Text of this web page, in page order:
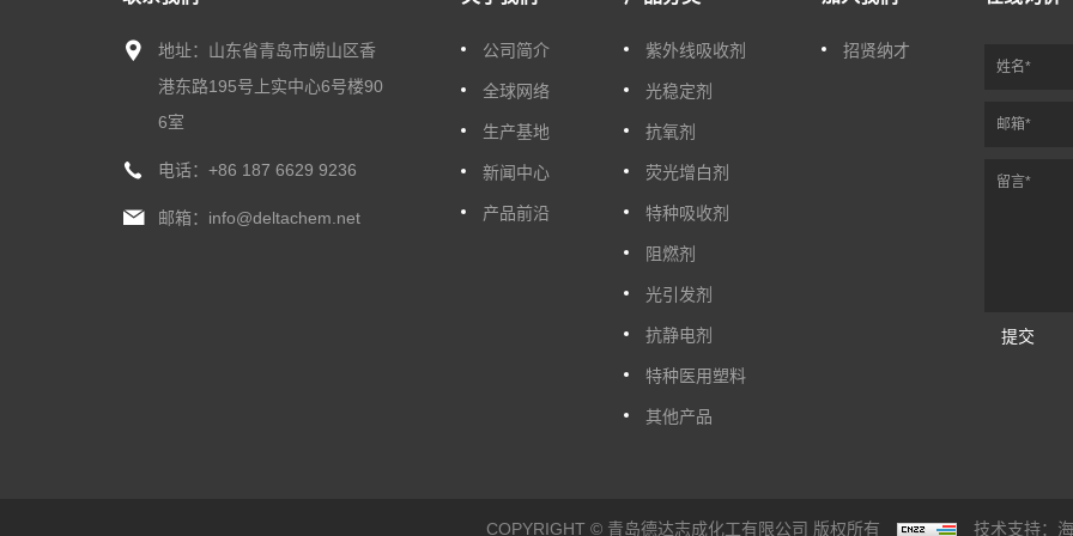
地址：山东省青岛市崂山区香
港东路195号上实中心6号楼90
6室
电话： +86 187 6629 9236
邮箱： info@deltachem.net
公司简介
全球网络
生产基地
新闻中心
产品前沿
紫外线吸收剂
光稳定剂
抗氧剂
荧光增白剂
特种吸收剂
阻燃剂
光引发剂
抗静电剂
特种医用塑料
其他产品
招贤纳才
提交
COPYRIGHT © 青岛德达志成化工有限公司 版权所有 技术支持：